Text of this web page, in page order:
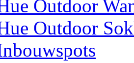
Outdoor
Outdoor